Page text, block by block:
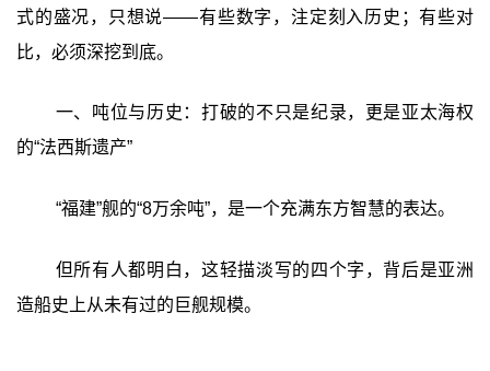
式的盛况，只想说——有些数字，注定刻入历史；有些对
比，必须深挖到底。
一、吨位与历史：打破的不只是纪录，更是亚太海权
的“法西斯遗产”
“福建”舰的“8万余吨”，是一个充满东方智慧的表达。
但所有人都明白，这轻描淡写的四个字，背后是亚洲
造船史上从未有过的巨舰规模。